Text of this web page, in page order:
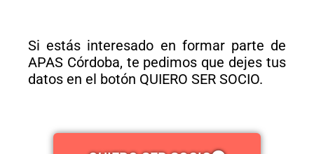
Si estás interesado en formar parte de
APAS Córdoba, te pedimos que dejes tus
datos en el botón QUIERO SER SOCIO.